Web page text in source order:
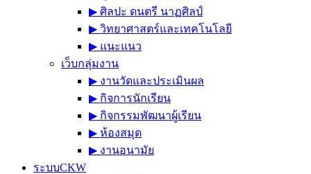
▶︎ ศิลปะ ดนตรี นาฏศิลป์
▶︎ วิทยาศาสตร์และเทคโนโลยี
▶︎ แนะแนว
เว็บกลุ่มงาน
▶︎ งานวัดและประเมินผล
▶︎ กิจการนักเรียน
▶︎ กิจกรรมพัฒนาผู้เรียน
▶︎ ห้องสมุด
▶︎ งานอนามัย
ระบบCKW